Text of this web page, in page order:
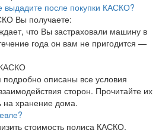
выдадите после покупки КАСКО?
Вы получаете:
что Вы застраховали машину в
года он вам не пригодится —
подробно описаны все условия
сторон. Прочитайте их
на хранение дома.
стоимость полиса КАСКО.